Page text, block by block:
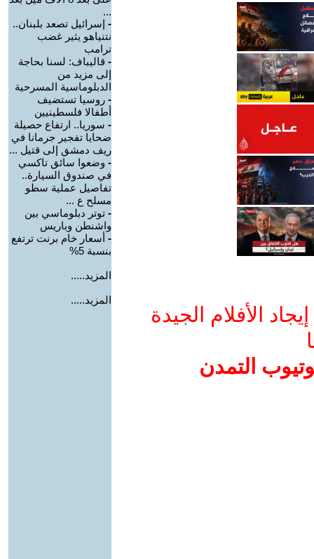
الأفلام الجيدة
التمدن
...
- إسرائيل تصعد بلبنان..
نتنياهو يثير غضب
ترامب
- قاليباف: لسنا بحاجة
إلى مزيد من
الدبلوماسية المسرحية
- روسيا تستضيف
أطفالا فلسطينيين
- سوريا.. ارتفاع حصيلة
ضحايا تفجير جرمانا في
ريف دمشق إلى قتيل ...
- وضعوا سائق تاكسي
في صندوق السيارة..
تفاصيل عملية سطو
مسلح ع ...
- توتر دبلوماسي بين
واشنطن وباريس
- أسعار خام برنت ترتفع
بنسبة 5%
المزيد.....
المزيد.....